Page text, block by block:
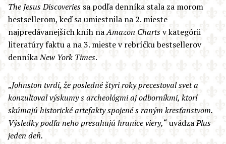
The Jesus Discoveries sa podľa denníka stala za morom
bestsellerom, keď sa umiestnila na 2. mieste
najpredávanejších kníh naAmazon Chartsv kategórii
literatúry faktu a na 3. mieste v rebríčku bestsellerov
denníkaNew York Times.
„Johnston tvrdí, že posledné štyri roky precestoval svet a
konzultoval výskumy s archeológmi aj odborníkmi, ktorí
skúmajú historické artefakty spojené s raným kresťanstvom.
Výsledky podľa neho presahujú hranice viery,“ uvádzaPlus
jeden deň.